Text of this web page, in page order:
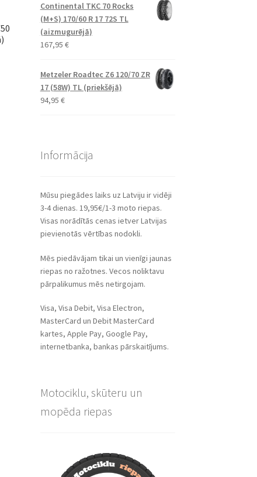
Continental TKC 70 Rocks
(M+S) 170/60 R 17 72S TL
(aizmugurējā)
167,95 €
Metzeler Roadtec Z6 120/70 ZR
17 (58W) TL (priekšējā)
94,95 €
Informācija
Mūsu piegādes laiks uz Latviju ir vidēji
3-4 dienas. 19,95€/1-3 moto riepas.
Visas norādītās cenas ietver Latvijas
pievienotās vērtības nodokli.
Mēs piedāvājam tikai un vienīgi jaunas
riepas no ražotnes. Vecos noliktavu
pārpalikumus mēs netirgojam.
Visa, Visa Debit, Visa Electron,
MasterCard un Debit MasterCard
kartes, Apple Pay, Google Pay,
internetbanka, bankas pārskaitījums.
Motociklu, skūteru un
mopēda riepas